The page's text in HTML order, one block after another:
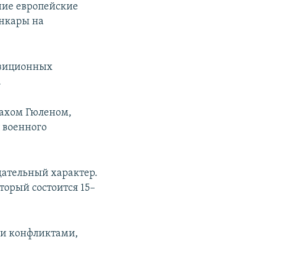
европейские
на
Гюленом,
характер.
состоится 15–
конфликтами,